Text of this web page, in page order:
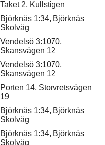
Taket 2, Kullstigen
Björknäs 1:34, Björknäs
Skolväg
Vendelsö 3:1070,
Skansvägen 12
Vendelsö 3:1070,
Skansvägen 12
Porten 14, Storvretsvägen
19
Björknäs 1:34, Björknäs
Skolväg
Björknäs 1:34, Björknäs
Skolväg